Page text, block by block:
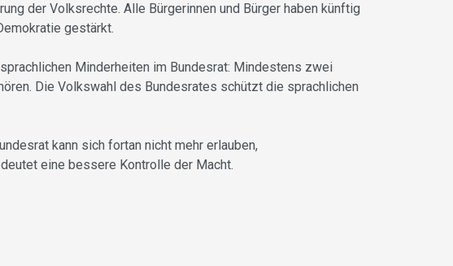
der Volksrechte. Alle Bürgerinnen und Bürger haben künftig
gestärkt.
Minderheiten im Bundesrat: Mindestens zwei
Die Volkswahl des Bundesrates schützt die sprachlichen
kann sich fortan nicht mehr erlauben,
eine bessere Kontrolle der Macht.